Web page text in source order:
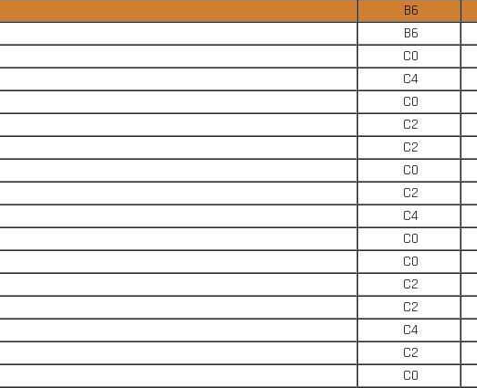
B6
B6
C0
C4
C0
C2
C2
C0
C2
C4
C0
C0
C2
C2
C4
C2
C0